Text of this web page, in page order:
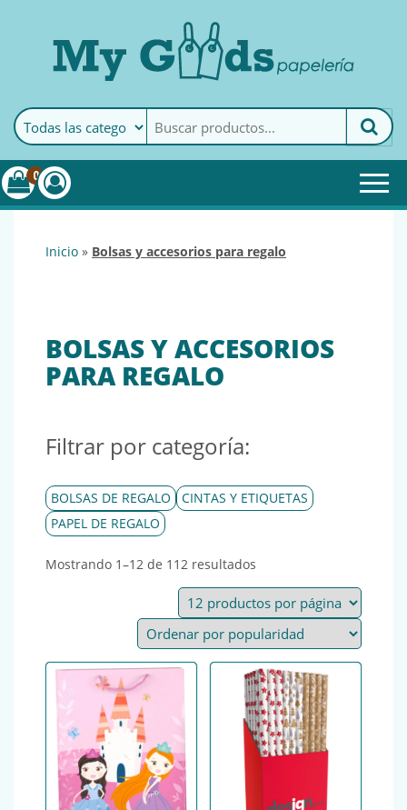
MyGoods · PapeleríaMy Goods es tu papelería
online de confianza. Podrás
encontrar todo lo necesario
0
inicio » bolsas y accesorios para regalo
BOLSAS Y ACCESORIOS
PARA REGALO
Filtrar por categoría:
BOLSAS DE REGALO
CINTAS Y ETIQUETAS
PAPEL DE REGALO
Mostrando 1–12 de 112 resultados